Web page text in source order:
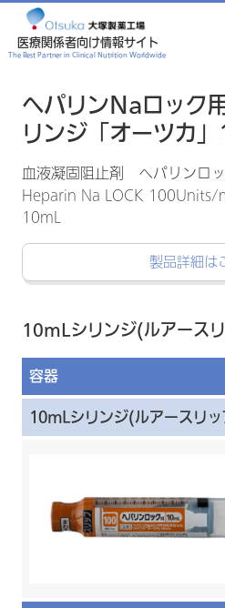
医療関係者向け情報サイト
The Best Partner in Clinical Nutrition Worldwide
ヘパリンNaロック
リンジ「オーツカ
血液凝固阻止剤 ヘパリンロ
Heparin Na LOCK 100Units/
10mL
製品詳細は
10mLシリンジ(ルアースリ
容器
10mLシリンジ(ルアースリッ